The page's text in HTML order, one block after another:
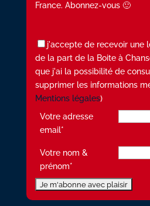
France. Abonnez-vous 🙂
j'accepte de recevoir une
de la part de la Boite à
que j'ai la possibilité de
supprimer les informations
Mentions légales)
Votre adresse
email*
Votre nom &
prénom*